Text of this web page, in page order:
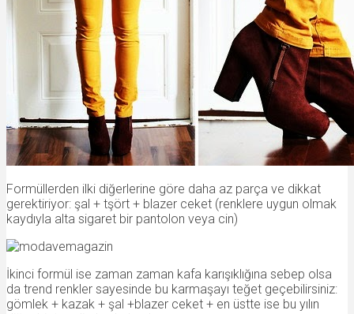
Formüllerden ilki diğerlerine göre daha az parça ve dikkat
gerektiriyor: şal + tşört + blazer ceket (renklere uygun olmak
kaydıyla alta sigaret bir pantolon veya cin)
İkinci formül ise zaman zaman kafa karışıklığına sebep olsa
da trend renkler sayesinde bu karmaşayı teğet geçebilirsiniz:
gömlek + kazak + şal +blazer ceket + en üstte ise bu yılın